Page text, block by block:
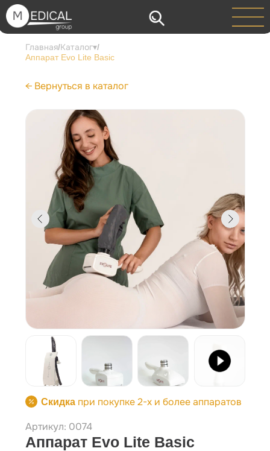
Главная/Каталог▾/
Аппарат Evo Lite Basic
← Вернуться в каталог
Скидкапри покупке 2-х и более аппаратов
Артикул: 0074
Аппарат Evo Lite Basic